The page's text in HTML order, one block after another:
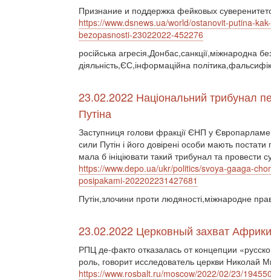
Признание и поддержка фейковых
https://www.dsnews.ua/world/ostanovit-putina-
bezopasnosti-23022022-452276
російська агресія,Донбас,санкції,міжнародна
діяльність,ЄС,інформаційна
23.02.2022 Національний трибунал
Путіна
Заступниця голови фракції ЄНП у
сили Путін і його довірені особи мають
мала б ініціювати такий трибунал та провести
https://www.depo.ua/ukr/politics/svoya-gaaga-
posipakami-202202231427681
Путін,злочини проти людяності,міжнародне
23.02.2022 Церковный захват
РПЦ де-факто отказалась от концепции
роль, говорит исследователь церкви Николай
https://www.rosbalt.ru/moscow/2022/02/23/